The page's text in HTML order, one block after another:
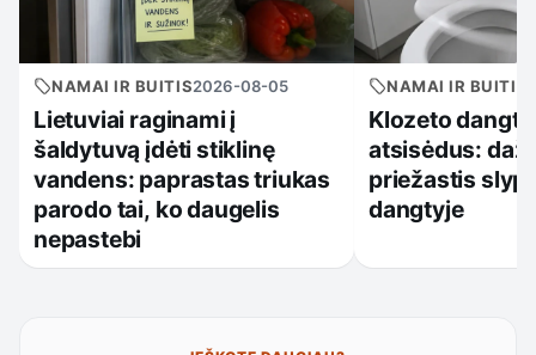
NAMAI IR BUITIS2026-08-05
Lietuviai raginami į
šaldytuvą įdėti stiklinę
vandens: paprastas triukas
parodo tai, ko daugelis
nepastebi
NAMAI IR BUITIS
Klozeto
atsisėdus:
priežastis
dangtyje